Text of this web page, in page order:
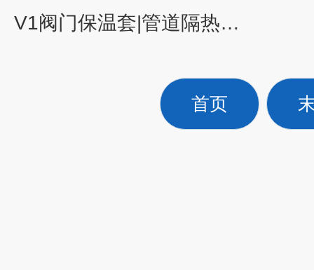
V1阀门保温套|管道隔热套|高温隔热板|
首页